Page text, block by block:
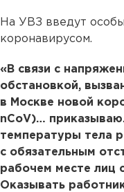
На УВЗ введут
коронавирусом.
«В связи с
обстановкой,
в Москве новой
nCoV)…
температуры тела
с обязательным
рабочем месте лиц
Оказывать